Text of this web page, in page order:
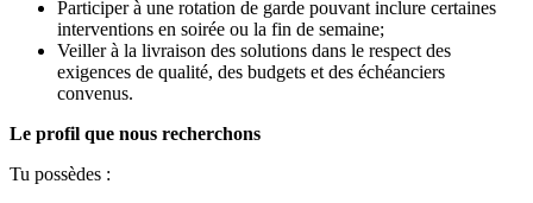
Participer à une rotation de garde pouvant inclure certaines
interventions en soirée ou la fin de semaine;
Veiller à la livraison des solutions dans le respect des
exigences de qualité, des budgets et des échéanciers
convenus.
Le profil que nous recherchons
Tu possèdes :